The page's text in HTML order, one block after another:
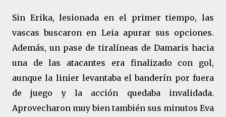
Sin Erika, lesionada en el primer tiempo, las
vascas buscaron en Leia apurar sus opciones.
Además, un pase de tiralíneas de Damaris hacia
una de las atacantes era finalizado con gol,
aunque la linier levantaba el banderín por fuera
de juego y la acción quedaba invalidada.
Aprovecharon muy bien también sus minutos Eva